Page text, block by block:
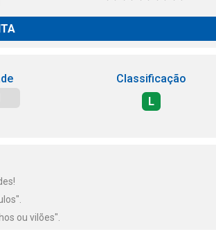
Classificação
L
ou vilões".